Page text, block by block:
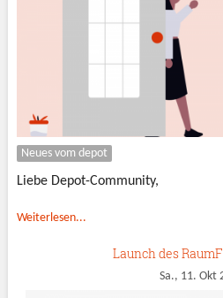
Neues vom depot
Liebe Depot-Community,
Weiterlesen...
Launch des
Sa., 11. Okt